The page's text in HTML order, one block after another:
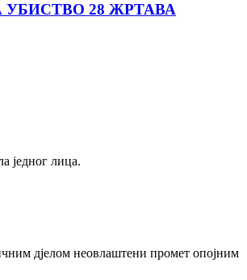
28 ЖРТАВА
једног лица.
дјелом неовлаштени промет опојним